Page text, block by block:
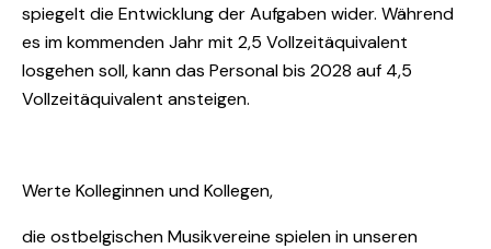
spiegelt die Entwicklung der Aufgaben wider. Während
es im kommenden Jahr mit 2,5 Vollzeitäquivalent
losgehen soll, kann das Personal bis 2028 auf 4,5
Vollzeitäquivalent ansteigen.
Werte Kolleginnen und Kollegen,
die ostbelgischen Musikvereine spielen in unseren